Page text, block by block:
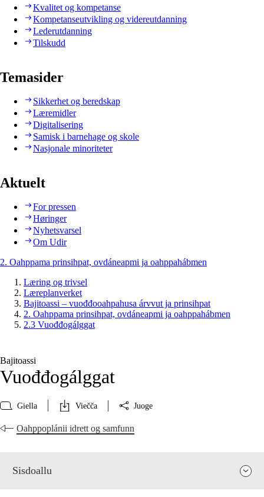
Kvalitet og kompetanse
Kompetanseutvikling og videreutdanning
Lederutdanning
Tilskudd
Temasider
Sikkerhet og beredskap
Læremidler
Digitalisering
Samisk i barnehage og skole
Nasjonale minoriteter
Aktuelt
For pressen
Høringer
Nyhetsvarsel
Om Udir
2. Oahppama prinsihpat, ovdáneapmi ja oahppahábmen
Læring og trivsel
Læreplanverket
Bajitoassi – vuođđooahpahusa árvvut ja prinsihpat
2. Oahppama prinsihpat, ovdáneapmi ja oahppahábmen
2.3 Vuođđogálggat
Bajitoassi
Vuođđogálggat
Giella Viečča Juoge
Oahppoplánii idrett og samfunn
Sisdoallu